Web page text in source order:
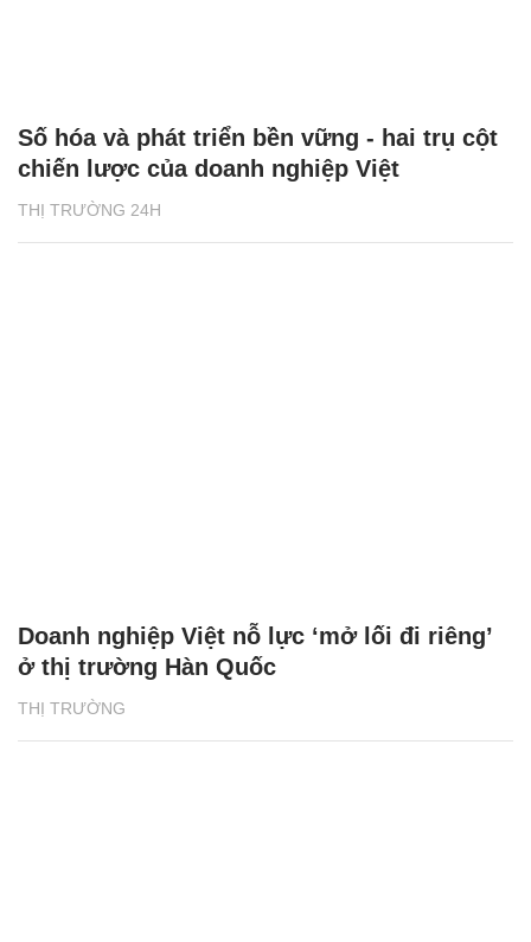
THỊ TRƯỜNG 24H
Số hóa và phát triển bền vững - hai trụ cột
chiến lược của doanh nghiệp Việt
THỊ TRƯỜNG
Doanh nghiệp Việt nỗ lực ‘mở lối đi riêng’
ở thị trường Hàn Quốc